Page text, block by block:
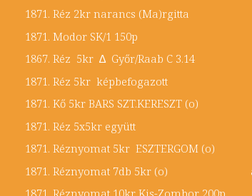
1871. Réz 2kr narancs (Ma)rgitta
1871. Modor SK/1 150p ára:
1867. Réz 5kr ∆ Győr/Raab C 3.14
1871. Réz 5kr képbefogazott
1871. Kő 5kr BARS SZT.KERESZT (o)
1871. Réz 5x5kr együtt ára:
1871. Réznyomat 5kr ESZTERGOM (o)
1871. Réznyomat 7db 5kr (o)
1871. Réznyomat 10kr Kis-Zombor